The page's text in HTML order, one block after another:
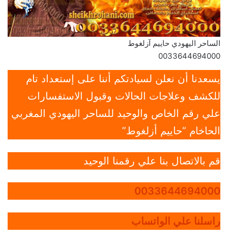
الساحر اليهودي حاييم آزلغوط
0033644694000
يسعدنا أن نعلن لسيادتكم أننا على إستعداد تام
للكشف وعلاجات الحالات وقبول الاستفسارات
علي رقم الخاص والوحيد للساحر اليهودي المغربي
الحاخام “حاييم أزلغوط”
قم بالاتصال بنا علي رقمنا الوحيد
0033644694000
راسلنا علي الواتساب